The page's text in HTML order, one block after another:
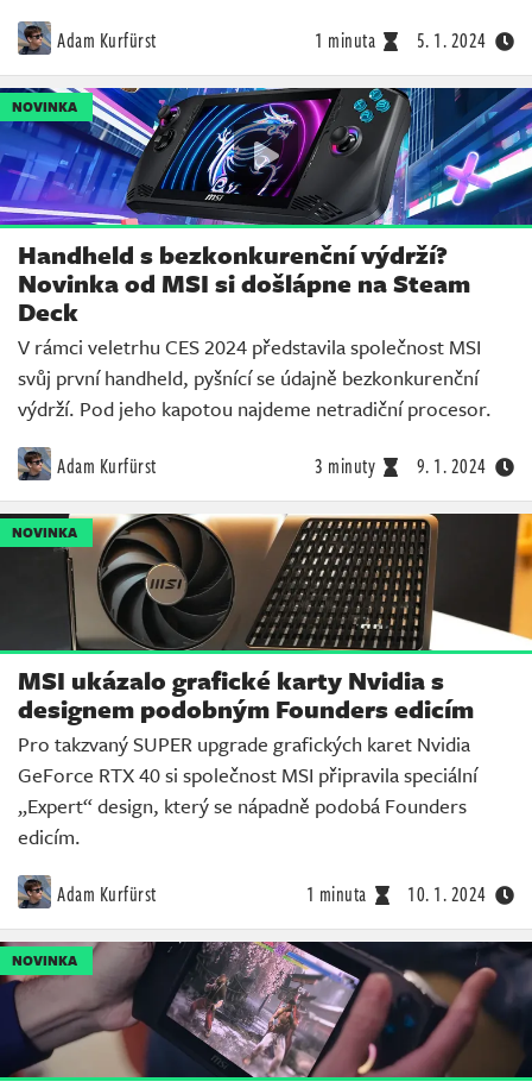
Adam Kurfürst 1 minuta 5. 1. 2024
NOVINKA
Handheld s bezkonkurenční výdrží?
Novinka od MSI si došlápne na Steam
Deck
V rámci veletrhu CES 2024 představila společnost MSI
svůj první handheld, pyšnící se údajně bezkonkurenční
výdrží. Pod jeho kapotou najdeme netradiční procesor.
Adam Kurfürst 3 minuty 9. 1. 2024
NOVINKA
MSI ukázalo grafické karty Nvidia s
designem podobným Founders edicím
Pro takzvaný SUPER upgrade grafických karet Nvidia
GeForce RTX 40 si společnost MSI připravila speciální
„Expert“ design, který se nápadně podobá Founders
edicím.
Adam Kurfürst 1 minuta 10. 1. 2024
NOVINKA